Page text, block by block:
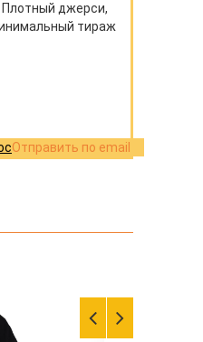
Плотный джерси,
тираж
Отправить по email